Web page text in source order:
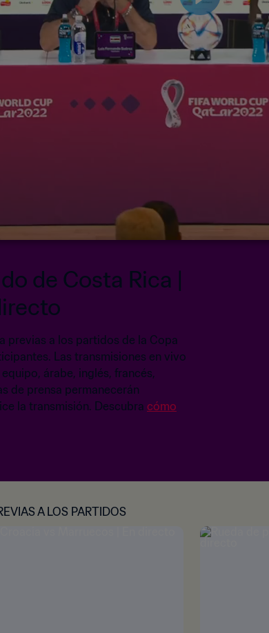
de Costa Rica |
previas a los partidos de la Copa
Las transmisiones en vivo
árabe, inglés, francés,
de prensa permanecerán
la transmisión. Descubra cómo
A LOS PARTIDOS